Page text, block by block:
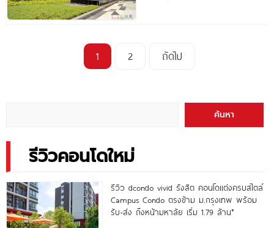
1 2 ถัดไป
ค้นหา
รีวิวคอนโดใหม่
รีวิว dcondo vivid รังสิต คอนโดแต่งครบสไตล์
Campus Condo ตรงข้าม ม.กรุงเทพ พร้อม
รับ-ส่ง ถึงหน้ามหาลัย เริ่ม 1.79 ล้าน*